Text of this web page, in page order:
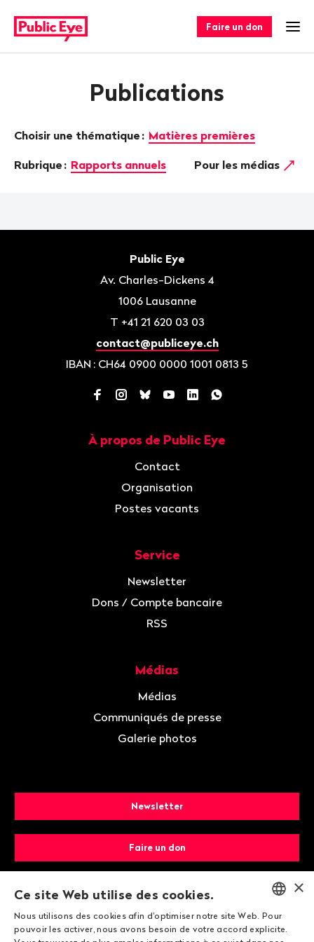
sur
publiceye.ch
rapide
Faire un don
Publications
Choisir une thématique : Matières premières
Rubrique : Rapports annuels Pour les médias
Public Eye
Av. Charles-Dickens 4
1006 Lausanne
T +41 21 620 03 03
contact@publiceye.ch
IBAN : CH64 0900 0000 1001 0813 5
Facebook
Instagram
BlueskyYouTube
LinkedInWhatsApp
À propos de Public Eye
Contact
Organisation
Postes vacants
Service
Newsletter
Dons / Compte bancaire
RSS
Médias
Médias
Communiqués de presse
Galerie photos
Newsletter
Faire un don
Devenir membre
ENGLISH
×
Ce site Web utilise des cookies.
Nous utilisons des cookies afin d'optimiser notre site Web. Pour
pouvoir les activer, nous avons besoin de votre accord explicite.